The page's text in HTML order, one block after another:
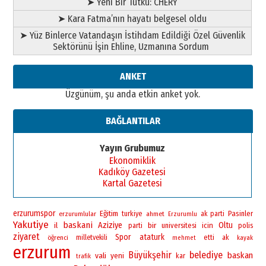
➤ Kara Fatma’nın hayatı belgesel oldu
➤ Yüz Binlerce Vatandaşın İstihdam Edildiği Özel Güvenlik
Sektörünü İşin Ehline, Uzmanına Sordum
ANKET
Üzgünüm, şu anda etkin anket yok.
BAĞLANTILAR
Yayın Grubumuz
Ekonomiklik
Kadıköy Gazetesi
Kartal Gazetesi
erzurumspor erzurumlular Eğitim turkiye ahmet Erzurumlu ak parti Pasinler
Yakutiye il baskani Aziziye parti bir universitesi icin Oltu polis
ziyaret öğrenci milletvekili Spor ataturk mehmet etti ak kayak
erzurum trafik vali yeni Büyükşehir kar belediye baskan